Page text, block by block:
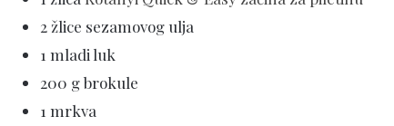
2 žlice sezamovog ulja
1 mladi luk
200 g brokule
1 mrkva